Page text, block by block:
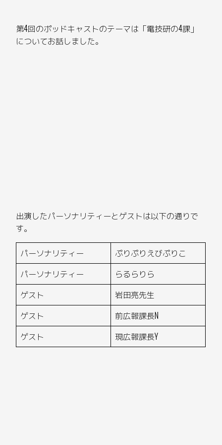
第4回のポッドキャストのテーマは「電技研の4課」
についてお話しました。
出演したパーソナリティーとゲストは以下の通りで
す。
パーソナリティー
ぷりぷりえびぷりこ
パーソナリティー
らるらりら
ゲスト
岩田亮先生
ゲスト
前広報課長N
ゲスト
現広報課長Y